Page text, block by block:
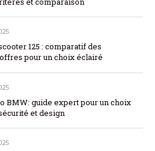
125 : comparatif des
pour un choix éclairé
BMW: guide expert pour un choix
et design